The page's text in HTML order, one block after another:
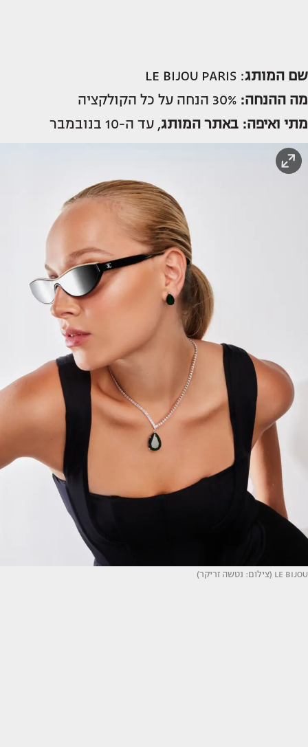
שם המותג: LE BIJOU PARIS
מה ההנחה:
מתי ואיפה: באתר המותג, עד ה-10 בנובמבר
LE BIJOU (צילום: נטשה זריקר)